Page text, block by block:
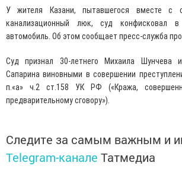
У жителя Казани, пытавшегося вместе с
канализационный люк, суд конфисковал в
автомобиль. Об этом сообщает пресс-служба
Суд признал 30-летнего Михаила Шунчева
Сапарина виновными в совершении
п.«а» ч.2 ст.158 УК РФ («Кража,
предварительному сговору»).
Следите за самым важным и
Telegram-канале Татмедиа